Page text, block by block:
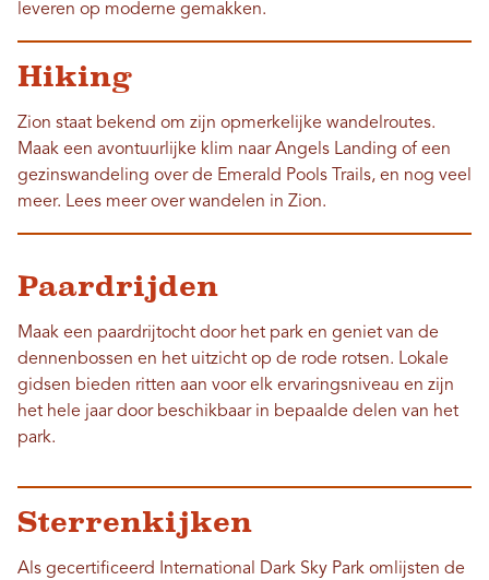
leveren op moderne gemakken.
Hiking
Zion staat bekend om zijn opmerkelijke wandelroutes.
Maak een avontuurlijke klim naar Angels Landing of een
gezinswandeling over de Emerald Pools Trails, en nog veel
meer. Lees meer over wandelen in Zion.
Paardrijden
Maak een paardrijtocht door het park en geniet van de
dennenbossen en het uitzicht op de rode rotsen. Lokale
gidsen bieden ritten aan voor elk ervaringsniveau en zijn
het hele jaar door beschikbaar in bepaalde delen van het
park.
Sterrenkijken
Als gecertificeerd International Dark Sky Park omlijsten de